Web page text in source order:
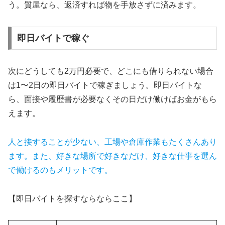
う。質屋なら、返済すれば物を手放さずに済みます。
即日バイトで稼ぐ
次にどうしても2万円必要で、どこにも借りられない場合
は1〜2日の即日バイトで稼ぎましょう。即日バイトな
ら、面接や履歴書が必要なくその日だけ働けばお金がもら
えます。
人と接することが少ない、工場や倉庫作業もたくさんあり
ます。また、好きな場所で好きなだけ、好きな仕事を選ん
で働けるのもメリットです。
【即日バイトを探すならならここ】